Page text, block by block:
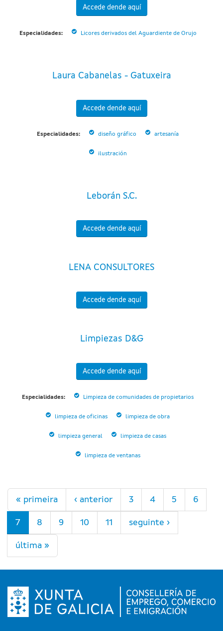
Accede dende aquí
Especialidades: Licores derivados del Aguardiente de Orujo
Laura Cabanelas - Gatuxeira
Accede dende aquí
Especialidades: diseño gráfico artesanía
ilustración
Leborán S.C.
Accede dende aquí
LENA CONSULTORES
Accede dende aquí
Limpiezas D&G
Accede dende aquí
Especialidades: Limpieza de comunidades de propietarios
limpieza de oficinas limpieza de obra
limpieza general limpieza de casas
limpieza de ventanas
Páxinas
« primeira ‹ anterior 3 4 5 6
7 8 9 10 11 seguinte ›
última »